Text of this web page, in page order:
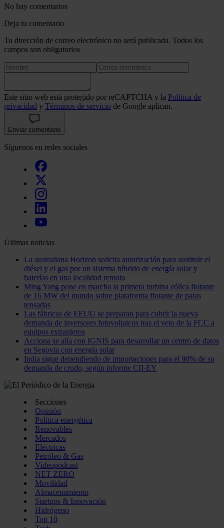
No hay comentarios
Deja tu comentario
Tu dirección de correo electrónico no será publicada. Todos los
campos son obligatorios
Este sitio web está protegido por reCAPTCHA y la Política de
privacidad y Términos de servicio de Google aplican.
Enviar comentario
Síguenos en redes sociales
Últimas noticias
La australiana Horizon solicita autorización para sustituir el
diésel y el gas por un sistema híbrido de energía solar y
baterías en una localidad remota
Ming Yang pone en marcha la primera turbina eólica flotante
de 16 MW del mundo sobre plataforma flotante de patas
tensadas
Las fábricas de EEUU se preparan para cubrir la nueva
demanda de inversores fotovoltaicos tras el veto de la FCC a
equipos extranjeros
Acciona se alía con IGNIS para desarrollar un centro de datos
en Segovia con energía solar
India sigue dependiendo de importaciones para el 90% de su
demanda de crudo, según informe CII-EY
Secciones
Opinión
Política energética
Renovables
Mercados
Eléctricas
Petróleo & Gas
Videopodcast
NET ZERO
Movilidad
Almacenamiento
Startups & Innovación
Hidrógeno
Top 10